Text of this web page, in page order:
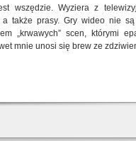
wszędzie. Wyziera z
a także prasy. Gry wideo nie
„krwawych” scen, którymi
mnie unosi się brew ze